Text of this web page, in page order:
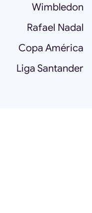
Wimbledon
Rafael Nadal
Copa América
Liga Santander